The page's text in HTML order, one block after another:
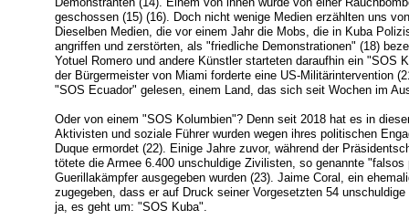
geschossen (15) (16). Doch nicht wenige Medien erzählten uns
Dieselben Medien, die vor einem Jahr die Mobs, die in Kuba
angriffen und zerstörten, als "friedliche Demonstrationen" (18)
Yotuel Romero und andere Künstler starteten daraufhin ein "SOS
der Bürgermeister von Miami forderte eine US-Militärintervention
"SOS Ecuador" gelesen, einem Land, das sich seit Wochen im
Oder von einem "SOS Kolumbien"? Denn seit 2018 hat es in
Aktivisten und soziale Führer wurden wegen ihres politischen
Duque ermordet (22). Einige Jahre zuvor, während der
tötete die Armee 6.400 unschuldige Zivilisten, so genannte
Guerillakämpfer ausgegeben wurden (23). Jaime Coral, ein
zugegeben, dass er auf Druck seiner Vorgesetzten 54
ja, es geht um: "SOS Kuba".